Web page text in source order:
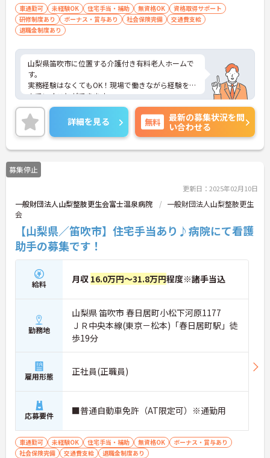
車通勤可 未経験OK 住宅手当・補助 無資格OK
資格取得サポート
研修制度あり
ボーナス・賞与あり 社会保険完備
交通費支給
退職金制度あり
山梨県笛吹市に位置する介護付き有料老人ホームで
す。
実務経験はなくてもOK！現場で働きながら経験を積
んでいくことができます。
年間休日も120日以上としっかりお休みも取得出来
るので、ワークライフバランスを大切にしたい方に
オススメです。
ご興味をお持ちの方はお気軽にお問い合わせくださ
い。
詳細を見る 無料
最新の募集状況を問
い合わせる
募集停止
更新日：2025年02月10日
一般財団法人山梨整肢更生会富士温泉病院
一般財団法人山梨整肢更生
会
【山梨県／笛吹市】住宅手当あり♪病院にて看護
助手の募集です！
給料 月収 16.0万円～31.8万円程度※諸手当込
勤務地
山梨県 笛吹市 春日居町小松下河原1177
ＪＲ中央本線(東京－松本)「春日居町駅」徒
歩19分
雇用形態 正社員(正職員)
応募要件 ■普通自動車免許（AT限定可）※通勤用
車通勤可 未経験OK 住宅手当・補助 無資格OK
ボーナス・賞与あり
社会保険完備
交通費支給 退職金制度あり